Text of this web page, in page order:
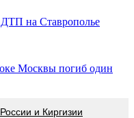
на Ставрополье
Москвы погиб один
и Киргизии